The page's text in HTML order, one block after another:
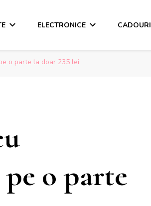
ELECTRONICE CADOURI
o parte la doar 235 lei
o parte